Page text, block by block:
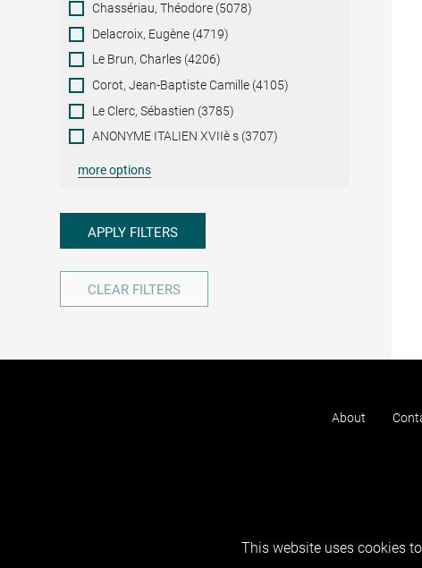
Chassériau, Théodore (5078)
Delacroix, Eugène (4719)
Le Brun, Charles (4206)
Corot, Jean-Baptiste Camille (4105)
Le Clerc, Sébastien (3785)
ANONYME ITALIEN XVIIè s (3707)
more options
APPLY FILTERS
CLEAR FILTERS
About
This website uses cookies